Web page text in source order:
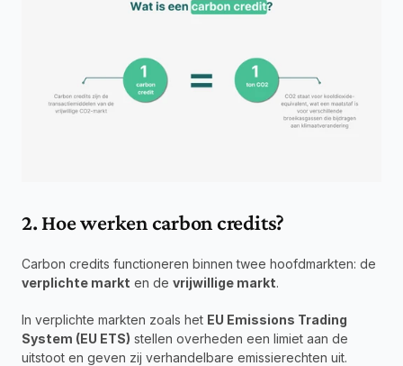
2. Hoe werken carbon credits?
verplichte markt en de vrijwillige markt.
In verplichte markten zoals het EU Emissions Trading
System (EU ETS) stellen overheden een limiet aan de
uitstoot en geven zij verhandelbare emissierechten uit.